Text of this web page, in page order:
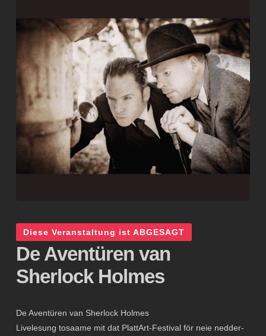
Diese Veranstaltung ist ABGESAGT
De Aventüren van
Sherlock Holmes
De Aventüren van Sherlock Holmes
Livelesung tosaame mit dat PlattArt-Festival för neie nedder-